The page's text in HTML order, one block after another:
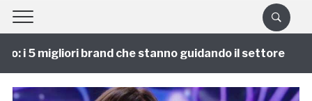
i 5 migliori brand che stanno guidando il settore